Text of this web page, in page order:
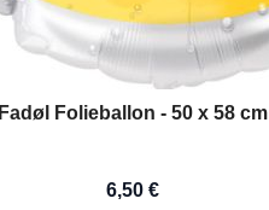
Fadøl Folieballon - 50 x 58 cm
6,50 €